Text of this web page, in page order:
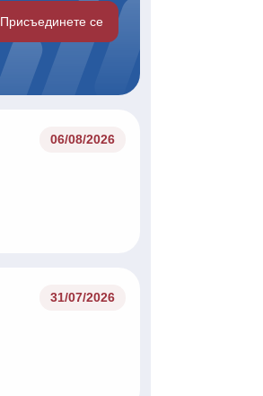
Присъединете се
06/08/2026
31/07/2026